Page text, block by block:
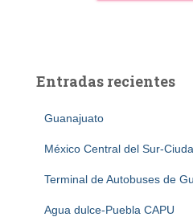
Entradas recientes
Guanajuato
México Central del Sur-
Terminal de Autobuses de
Agua dulce-Puebla CAPU